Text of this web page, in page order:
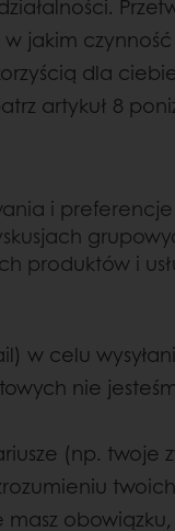
jakim
dla
artykuł 8
i
produktów i
w celu
nie
(np. twoje